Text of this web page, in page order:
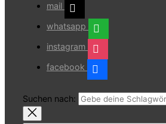
mail
whatsapp
instagram
facebook
Suchen nach: